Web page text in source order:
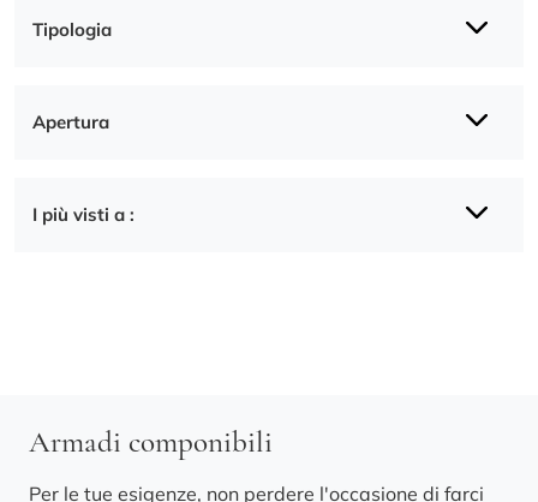
Tipologia
Apertura
I più visti a :
Armadi componibili
Per le tue esigenze, non perdere l'occasione di farci